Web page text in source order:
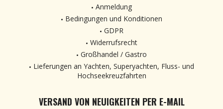
Anmeldung
Bedingungen und Konditionen
GDPR
Widerrufsrecht
Großhandel / Gastro
Lieferungen an Yachten, Superyachten, Fluss- und
Hochseekreuzfahrten
VERSAND VON NEUIGKEITEN PER E-MAIL